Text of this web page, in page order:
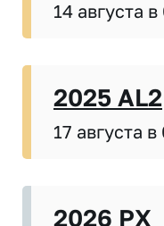
14 августа в
2025 AL2
17 августа в
2026 PX